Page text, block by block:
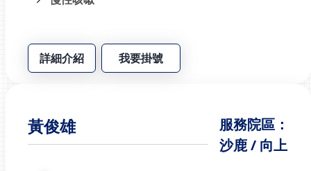
詳細介紹 我要掛號
黃俊雄
服務院區：
沙鹿 / 向上